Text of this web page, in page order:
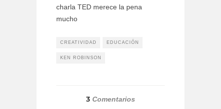
charla TED merece la pena
mucho
CREATIVIDAD EDUCACIÓN
KEN ROBINSON
3 Comentarios